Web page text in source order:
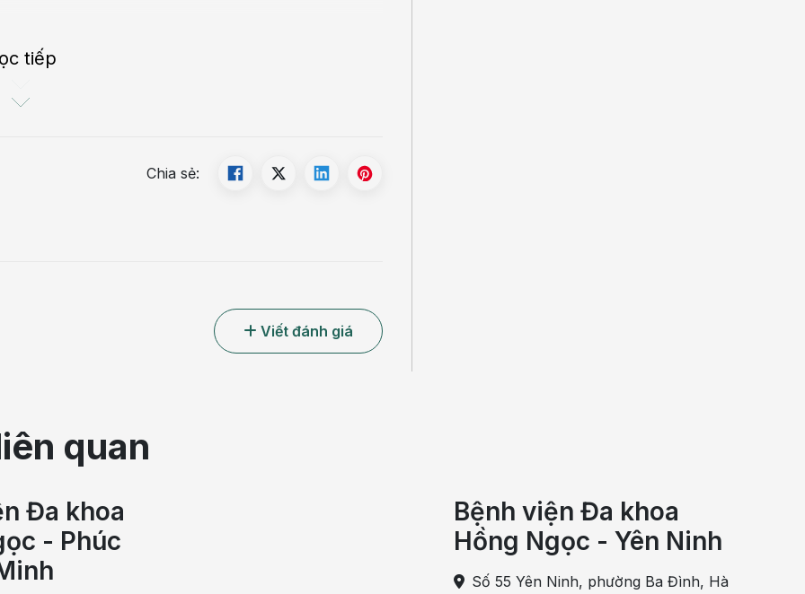
phòng ngừa
phòng tránh
tiếp
Chia sẻ:
Viết đánh giá
quan
Đa khoa
- Phúc
Bệnh viện Đa khoa
Hồng Ngọc - Yên Ninh
Số 55 Yên Ninh, phường Ba Đình, Hà